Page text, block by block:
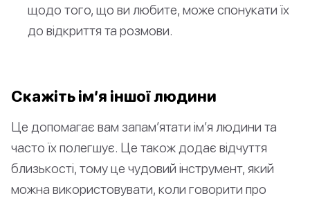
щодо того, що ви любите, може спонукати їх
до відкриття та розмови.
Скажіть ім’я іншої людини
Це допомагає вам запам’ятати ім’я людини та
часто їх полегшує. Це також додає відчуття
близькості, тому це чудовий інструмент, який
можна використовувати, коли говорити про